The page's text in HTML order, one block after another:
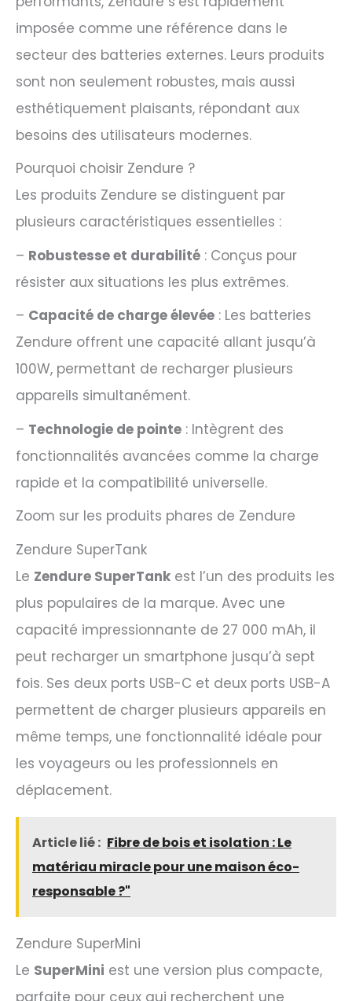
imposée comme une référence dans le
secteur des batteries externes. Leurs produits
sont non seulement robustes, mais aussi
esthétiquement plaisants, répondant aux
besoins des utilisateurs modernes.
Pourquoi choisir Zendure ?
Les produits Zendure se distinguent par
plusieurs caractéristiques essentielles :
– Robustesse et durabilité : Conçus pour
résister aux situations les plus extrêmes.
– Capacité de charge élevée : Les batteries
Zendure offrent une capacité allant jusqu’à
100W, permettant de recharger plusieurs
appareils simultanément.
– Technologie de pointe : Intègrent des
fonctionnalités avancées comme la charge
rapide et la compatibilité universelle.
Zoom sur les produits phares de Zendure
Zendure SuperTank
Le Zendure SuperTank est l’un des produits les
plus populaires de la marque. Avec une
capacité impressionnante de 27 000 mAh, il
peut recharger un smartphone jusqu’à sept
fois. Ses deux ports USB-C et deux ports USB-A
permettent de charger plusieurs appareils en
même temps, une fonctionnalité idéale pour
les voyageurs ou les professionnels en
déplacement.
Article lié : Fibre de bois et isolation : Le
matériau miracle pour une maison éco-
responsable ?"
Zendure SuperMini
Le SuperMini est une version plus compacte,
parfaite pour ceux qui recherchent une